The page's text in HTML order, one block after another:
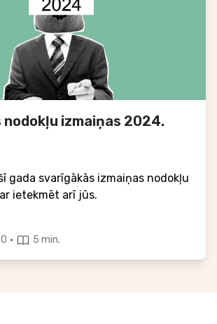
izmaiņas 2024.
gada svarīgākās izmaiņas nodokļu
ietekmēt arī jūs.
· 5 min.